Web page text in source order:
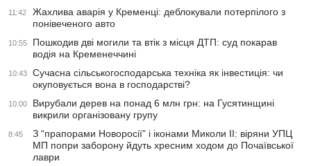
11:42
Жахлива аварія у Кременці: деблокували потерпілого з
понівеченого авто
10:55
Пошкодив дві могили та втік з місця ДТП: суд покарав
водія на Кременеччині
10:43
Сучасна сільськогосподарська техніка як інвестиція: чи
окуповується вона в господарстві?
10:00
Вирубали дерев на понад 6 млн грн: на Гусятинщині
викрили організовану групу
8:45
З “прапорами Новоросії” і іконами Миколи ІІ: віряни УПЦ
МП попри заборону йдуть хресним ходом до Почаївської
лаври